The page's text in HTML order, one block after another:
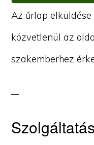
Az űrlap
közvetlenül az
szakemberhez